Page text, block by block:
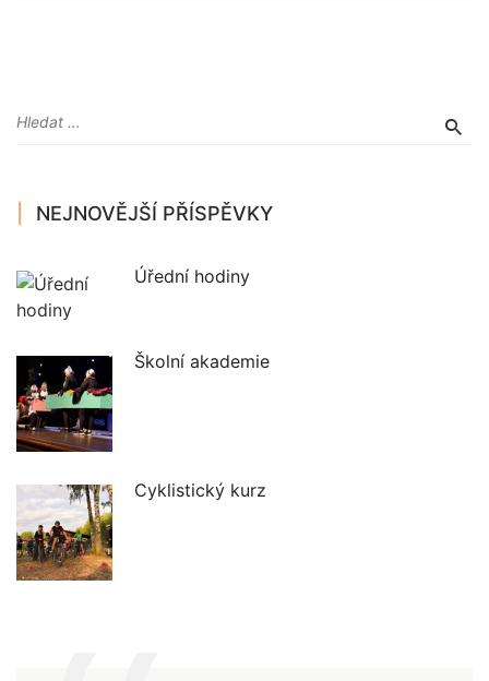
NEJNOVĚJŠÍ PŘÍSPĚVKY
Úřední hodiny
Školní akademie
Cyklistický kurz